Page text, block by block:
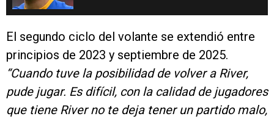
El segundo ciclo del volante se extendió entre
principios de 2023 y septiembre de 2025.
“Cuando tuve la posibilidad de volver a River,
pude jugar. Es difícil, con la calidad de jugadores
que tiene River no te deja tener un partido malo,